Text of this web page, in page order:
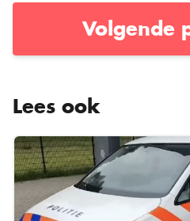
Volgende
Lees ook